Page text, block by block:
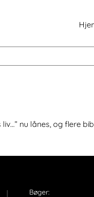
nu lånes, og flere
Bøger: